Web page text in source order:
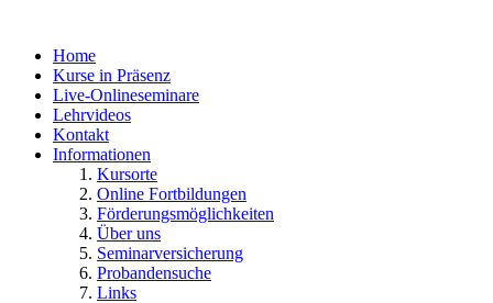
Home
Kurse in Präsenz
Live-Onlineseminare
Lehrvideos
Kontakt
Informationen
Kursorte
Online Fortbildungen
Förderungsmöglichkeiten
Über uns
Seminarversicherung
Probandensuche
Links